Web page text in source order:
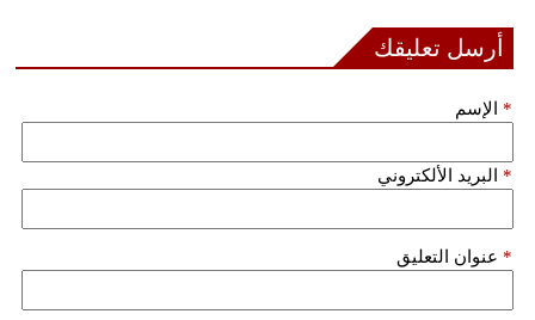
أرسل تعليقك
الإسم *
البريد الألكتروني *
عنوان التعليق *